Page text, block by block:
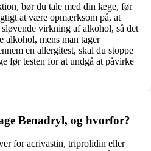
bør du tale med din læge, før
at være opmærksom på, at
virkning af alkohol, så det
alkohol, mens man tager
en allergitest, skal du stoppe
før testen for at undgå at påvirke
Benadryl, og hvorfor?
for acrivastin, triprolidin eller